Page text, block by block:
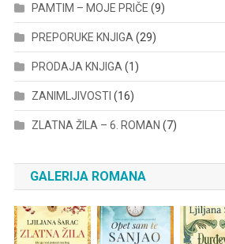
PAMTIM – MOJE PRIČE (9)
PREPORUKE KNJIGA (29)
PRODAJA KNJIGA (1)
ZANIMLJIVOSTI (16)
ZLATNA ŽILA – 6. ROMAN (7)
GALERIJA ROMANA